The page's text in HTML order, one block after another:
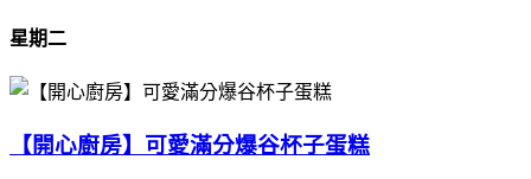
星期二
【開心廚房】可愛滿分爆谷杯子蛋糕